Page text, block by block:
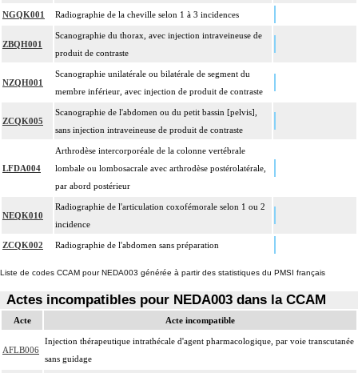
NGQK001 Radiographie de la cheville selon 1 à 3 incidences
ZBQH001
Scanographie du thorax, avec injection intraveineuse de
produit de contraste
NZQH001
Scanographie unilatérale ou bilatérale de segment du
membre inférieur, avec injection de produit de contraste
ZCQK005
Scanographie de l'abdomen ou du petit bassin [pelvis],
sans injection intraveineuse de produit de contraste
LFDA004
Arthrodèse intercorporéale de la colonne vertébrale
lombale ou lombosacrale avec arthrodèse postérolatérale,
par abord postérieur
NEQK010
Radiographie de l'articulation coxofémorale selon 1 ou 2
incidence
ZCQK002 Radiographie de l'abdomen sans préparation
Liste de codes CCAM pour NEDA003 générée à partir des statistiques du PMSI français
Actes incompatibles pour NEDA003 dans la CCAM
Acte Acte incompatible
AFLB006
Injection thérapeutique intrathécale d'agent pharmacologique, par voie transcutanée
sans guidage